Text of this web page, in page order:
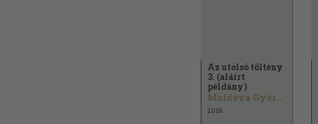
Az utolsó töltény
3. (aláírt
példány)
Moldova György
2005